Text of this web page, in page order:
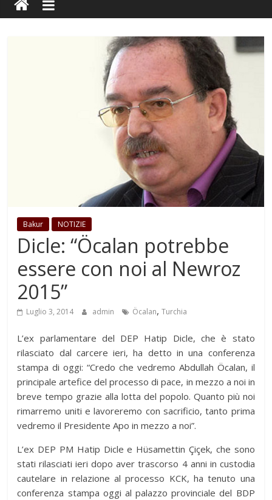
Bakur NOTIZIE
Dicle: “Öcalan potrebbe
essere con noi al Newroz
2015”
Luglio 3, 2014 admin Öcalan,Turchia
L’ex parlamentare del DEP Hatip Dicle, che è stato
rilasciato dal carcere ieri, ha detto in una conferenza
stampa di oggi: “Credo che vedremo Abdullah Öcalan, il
principale artefice del processo di pace, in mezzo a noi in
breve tempo grazie alla lotta del popolo. Quanto più noi
rimarremo uniti e lavoreremo con sacrificio, tanto prima
vedremo il Presidente Apo in mezzo a noi”.
L’ex DEP PM Hatip Dicle e Hüsamettin Çiçek, che sono
stati rilasciati ieri dopo aver trascorso 4 anni in custodia
cautelare in relazione al processo KCK, ha tenuto una
conferenza stampa oggi al palazzo provinciale del BDP